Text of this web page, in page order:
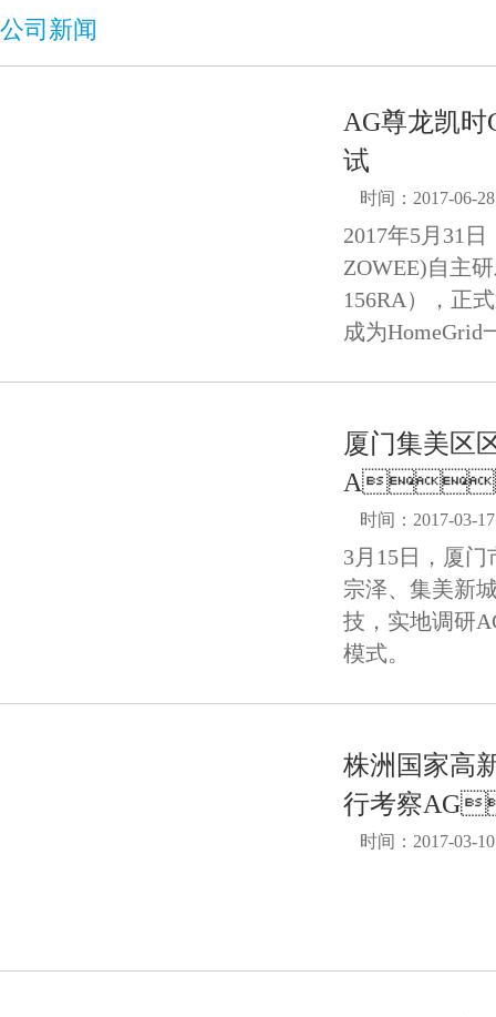
公司新闻
AG尊龙
试
时间：2017-06-28
2017年5月31
ZOWEE)自主
156RA），正
成为HomeGrid
厦门集美区
时间：2017-03-17
3月15日，厦
宗泽、集美新
技，实地调研
模式。
株洲国家高
行考察
时间：2017-03-10